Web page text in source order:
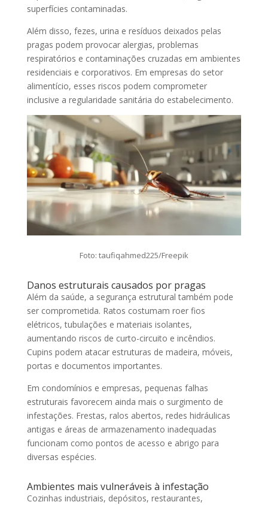
superfícies contaminadas.
Além disso, fezes, urina e resíduos deixados pelas
pragas podem provocar alergias, problemas
respiratórios e contaminações cruzadas em ambientes
residenciais e corporativos. Em empresas do setor
alimentício, esses riscos podem comprometer
inclusive a regularidade sanitária do estabelecimento.
Foto: taufiqahmed225/Freepik
Danos estruturais causados por pragas
Além da saúde, a segurança estrutural também pode
ser comprometida. Ratos costumam roer fios
elétricos, tubulações e materiais isolantes,
aumentando riscos de curto-circuito e incêndios.
Cupins podem atacar estruturas de madeira, móveis,
portas e documentos importantes.
Em condomínios e empresas, pequenas falhas
estruturais favorecem ainda mais o surgimento de
infestações. Frestas, ralos abertos, redes hidráulicas
antigas e áreas de armazenamento inadequadas
funcionam como pontos de acesso e abrigo para
diversas espécies.
Ambientes mais vulneráveis à infestação
Cozinhas industriais, depósitos, restaurantes,